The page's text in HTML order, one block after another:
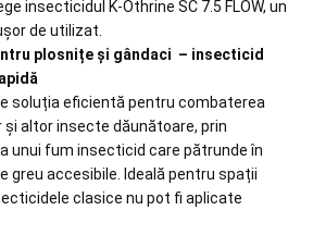
insecticidul K-Othrine SC 7.5 FLOW, un
de utilizat.
plosnițe și gândaci – insecticid
soluția eficientă pentru combaterea
și altor insecte dăunătoare, prin
unui fum insecticid care pătrunde în
greu accesibile. Ideală pentru spații
clasice nu pot fi aplicate